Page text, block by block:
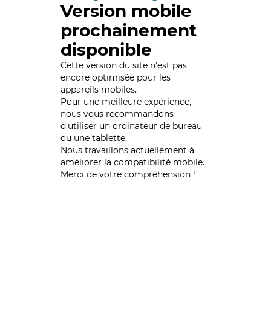
Version mobile
prochainement
disponible
Cette version du site n’est pas
encore optimisée pour les
appareils mobiles.
Pour une meilleure expérience,
nous vous recommandons
d'utiliser un ordinateur de bureau
ou une tablette.
Nous travaillons actuellement à
améliorer la compatibilité mobile.
Merci de votre compréhension !